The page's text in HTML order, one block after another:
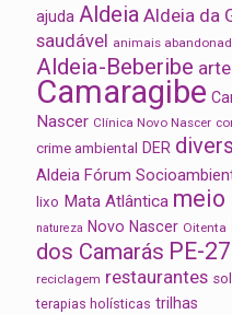
ajuda Aldeia Aldeia da
saudável animais
Aldeia-Beberibe arte
Camaragibe
Nascer Clínica Novo Nascer
crime ambiental DER
Aldeia Fórum
lixo Mata Atlântica meio
natureza Novo Nascer Oitenta
dos Camarás PE-27
reciclagem restaurantes
terapias holísticas trilhas